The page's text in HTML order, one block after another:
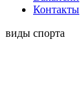
Контакты
виды спорта